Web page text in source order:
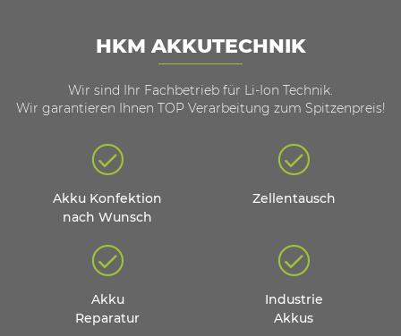
HKM AKKUTECHNIK
Wir sind Ihr Fachbetrieb für Li-Ion Technik.
Wir garantieren Ihnen TOP Verarbeitung zum Spitzenpreis!
Akku Konfektion
nach Wunsch
Zellentausch
Akku
Reparatur
Industrie
Akkus